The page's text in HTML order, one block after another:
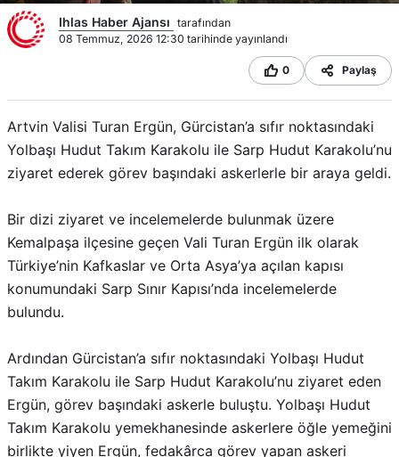
Ihlas Haber Ajansı tarafından
08 Temmuz, 2026 12:30 tarihinde yayınlandı
0 Paylaş
Artvin Valisi Turan Ergün, Gürcistan’a sıfır noktasındaki
Yolbaşı Hudut Takım Karakolu ile Sarp Hudut Karakolu’nu
ziyaret ederek görev başındaki askerlerle bir araya geldi.
Bir dizi ziyaret ve incelemelerde bulunmak üzere
Kemalpaşa ilçesine geçen Vali Turan Ergün ilk olarak
Türkiye’nin Kafkaslar ve Orta Asya’ya açılan kapısı
konumundaki Sarp Sınır Kapısı’nda incelemelerde
bulundu.
Ardından Gürcistan’a sıfır noktasındaki Yolbaşı Hudut
Takım Karakolu ile Sarp Hudut Karakolu’nu ziyaret eden
Ergün, görev başındaki askerle buluştu. Yolbaşı Hudut
Takım Karakolu yemekhanesinde askerlere öğle yemeğini
birlikte yiyen Ergün, fedakârca görev yapan askeri